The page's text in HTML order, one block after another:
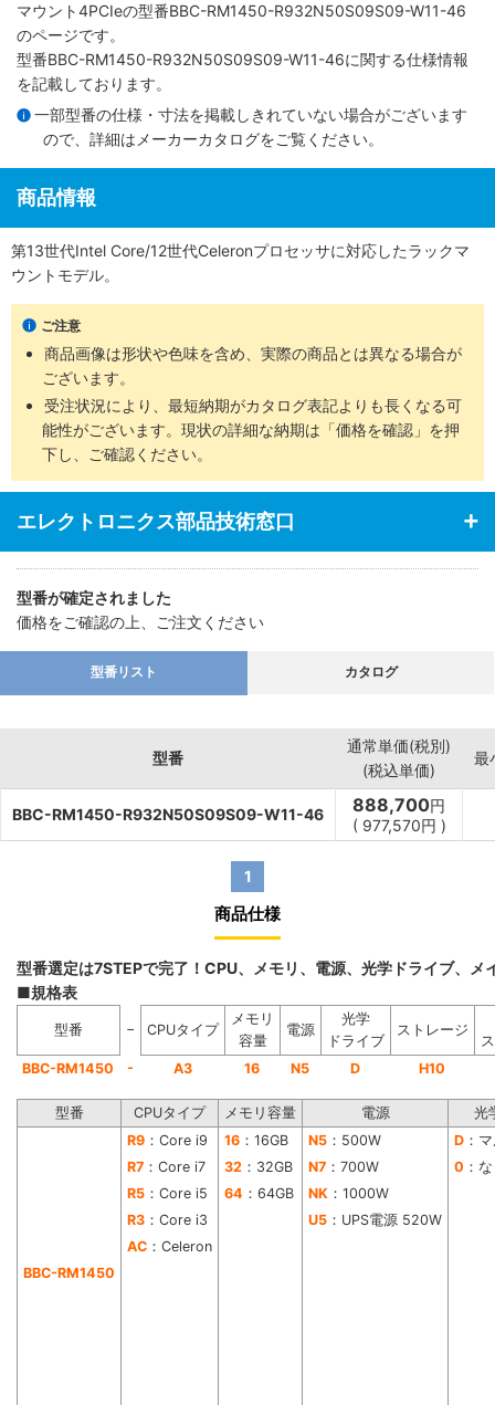
マウント4PCIeの型番BBC-RM1450-R932N50S09S09-W11-46
のページです。
型番BBC-RM1450-R932N50S09S09-W11-46に関する仕様情報
を記載しております。
一部型番の仕様・寸法を掲載しきれていない場合がございます
ので、詳細は メーカーカタログをご覧ください。
商品情報
第13世代Intel Core/12世代Celeronプロセッサに対応したラックマ
ウントモデル。
ご注意
商品画像は形状や色味を含め、実際の商品とは異なる場合が
ございます。
受注状況により、最短納期がカタログ表記よりも長くなる可
能性がございます。現状の詳細な納期は「価格を確認」を押
下し、ご確認ください。
エレクトロニクス部品技術窓口
型番が確定されました
価格をご確認の上、ご注文ください
型番リスト カタログ
型番
通常単価(税別)
(税込単価)
最
BBC-RM1450-R932N50S09S09-W11-46 888,700円
( 977,570円 )
1
商品仕様
型番選定は7STEPで完了！CPU、メモリ、電源、光学ドライブ、
■規格表
型番 − CPUタイプ
メモリ
容量
電源
光学
ドライブ
ストレージ
BBC-RM1450
- A3 16 N5 D H10
型番 CPUタイプ メモリ容量 電源 光
BBC-RM1450
R9 ：Core i9 16 ：16GB N5 ：500W D ：
R7 ：Core i7 32 ：32GB N7 ：700W 0 ：
R5 ：Core i5 64 ：64GB NK ：1000W
R3 ：Core i3 U5 ：UPS電源 520W
AC ：Celeron